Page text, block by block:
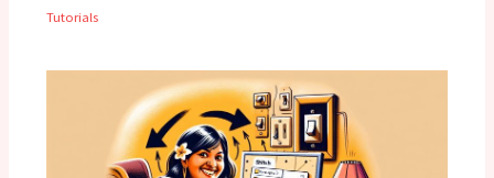
Tutorials